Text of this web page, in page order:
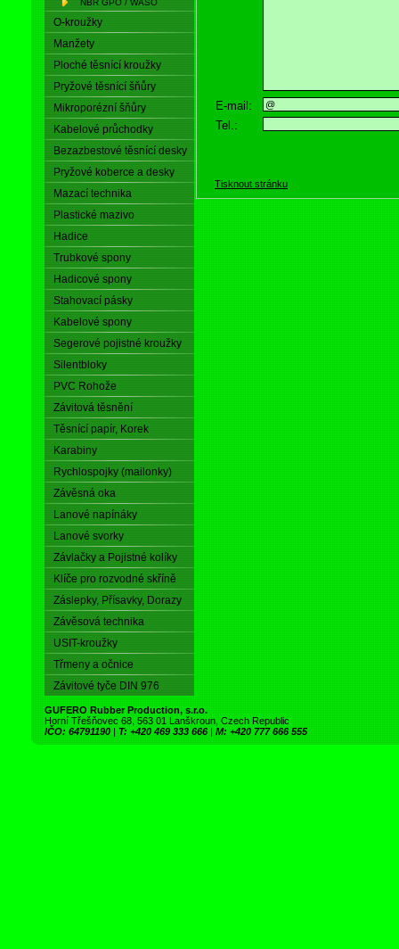
NBR GPO / WASO
O-kroužky
Manžety
Ploché těsnící kroužky
Pryžové těsnící šňůry
Mikroporézní šňůry
Kabelové průchodky
Bezazbestové těsnící desky
Pryžové koberce a desky
Mazací technika
Plastické mazivo
Hadice
Trubkové spony
Hadicové spony
Stahovací pásky
Kabelové spony
Segerové pojistné kroužky
Silentbloky
PVC Rohože
Závitová těsnění
Těsnící papír, Korek
Karabiny
Rychlospojky (mailonky)
Závěsná oka
Lanové napínáky
Lanové svorky
Závlačky a Pojistné kolíky
Klíče pro rozvodné skříně
Záslepky, Přísavky, Dorazy
Závěsová technika
USIT-kroužky
Třmeny a očnice
Závitové tyče DIN 976
E-mail:
Tel.:
Tisknout stránku
GUFERO Rubber Production, s.r.o.
Horní Třešňovec 68, 563 01 Lanškroun, Czech Republic
IČO: 64791190 | T: +420 469 333 666 | M: +420 777 666 555